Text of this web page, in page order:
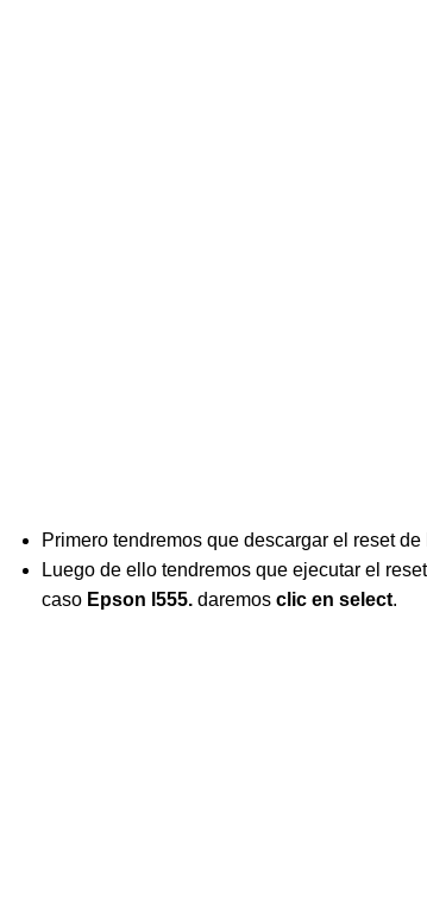
Primero tendremos que descargar el reset de
Luego de ello tendremos que ejecutar el
caso Epson l555. daremos clic en select.